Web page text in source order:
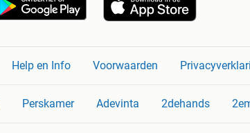
Help en Info Voorwaarden
Perskamer Adevinta 2dehands